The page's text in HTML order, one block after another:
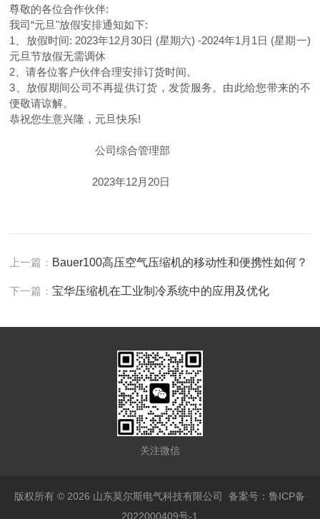
尊敬的各位合作伙伴:
我司“元旦"放假安排通知如下:
1、放假时间: 2023年12月30日 (星期六) -2024年1月1日 (星期一)
元旦节放假无需调休
2、请各位客户伙伴合理安排订货时间。
3、放假期间公司不再提供订货，发货服务。由此给您带来的不
便敬请谅解。
恭祝您生意兴隆，元旦快乐!
公司综合管理部
2023年12月20日
上一篇： Bauer100高压空气压缩机的移动性和便携性如何？
下一篇：宝华压缩机在工业制冷系统中的应用及优化
关注微信
版权所有 © 2026 山东莫尔斯电气科技有限公司备案号：鲁ICP备
2022000409号-1